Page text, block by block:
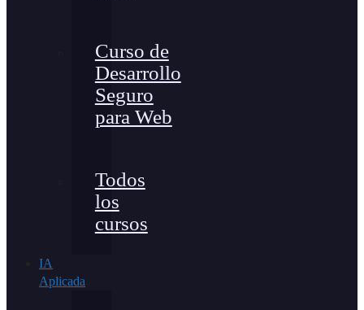
Curso de
Desarrollo
Seguro
para Web
Todos
los
cursos
IA
Aplicada